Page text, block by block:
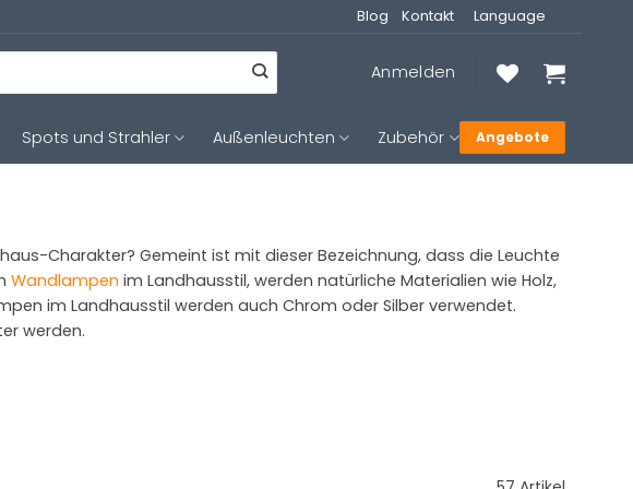
Blog Kontakt Language
Anmelden
Spots und Strahler Außenleuchten Zubehör Angebote
Charakter? Gemeint ist mit dieser Bezeichnung, dass die Leuchte
Wandlampen im Landhausstil, werden natürliche Materialien wie Holz,
im Landhausstil werden auch Chrom oder Silber verwendet.
werden.